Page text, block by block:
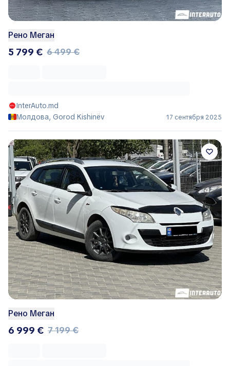
Рено Меган
5 799 € 6 499 €
InterAuto.md
Молдова, Gorod Kishinëv
17 сентября 2025
Рено Меган
6 999 € 7 199 €